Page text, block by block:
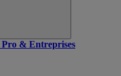
Pro & Entreprises